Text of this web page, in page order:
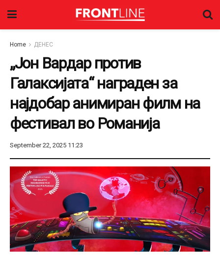
Home ДЕНЕС
„Јон Вардар против
Галаксијата“ награден за
најдобар анимиран филм на
фестивал во Романија
September 22, 2025 11:23